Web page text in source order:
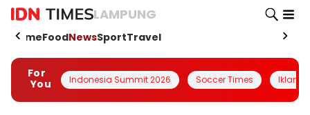
LAMPUNG
HomeFoodNewsSportTravel
For
You
Indonesia Summit 2026 Soccer Times Iklanin